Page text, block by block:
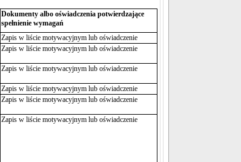
Dokumenty albo oświadczenia potwierdzające
spełnienie wymagań
Zapis w liście motywacyjnym lub oświadczenie
Zapis w liście motywacyjnym lub oświadczenie
Zapis w liście motywacyjnym lub oświadczenie
Zapis w liście motywacyjnym lub oświadczenie
Zapis w liście motywacyjnym lub oświadczenie
Zapis w liście motywacyjnym lub oświadczenie